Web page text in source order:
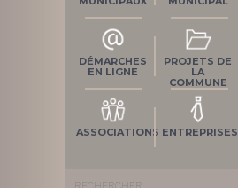
DÉMARCHES
EN LIGNE
PROJETS DE
LA
COMMUNE
ASSOCIATIONS ENTREPRISES
Rechercher :